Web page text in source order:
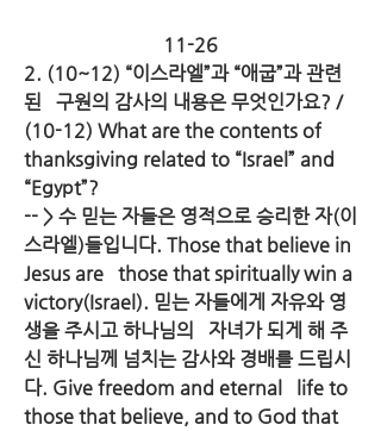
11-26
2. (10~12) “이스라엘”과 “애굽”과 관련
된   구원의 감사의 내용은 무엇인가요? /
(10-12) What are the contents of
thanksgiving related to “Israel” and
“Egypt”?
-- > 수 믿는 자들은 영적으로 승리한 자(이
스라엘)들입니다. Those that believe in
Jesus are   those that spiritually win a
victory(Israel). 믿는 자들에게 자유와 영
생을 주시고 하나님의   자녀가 되게 해 주
신 하나님께 넘치는 감사와 경배를 드립시
다. Give freedom and eternal   life to
those that believe, and to God that